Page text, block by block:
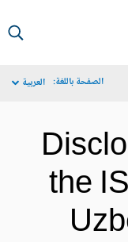
الصفحة باللغة: العربية
the